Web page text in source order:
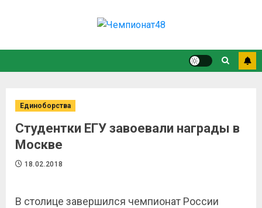
Единоборства
Студентки ЕГУ завоевали награды в
Москве
18.02.2018
В столице завершился чемпионат России